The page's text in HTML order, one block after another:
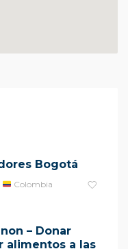
Bogotá
Colombia
– Donar
alimentos a las